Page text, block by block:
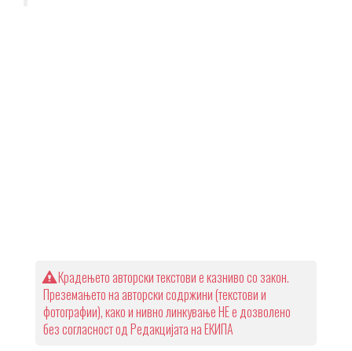
Крадењето авторски текстови е казниво со закон.
Преземањето на авторски содржини (текстови и
фотографии), како и нивно линкување НЕ е дозволено
без согласност од Редакцијата на ЕКИПА